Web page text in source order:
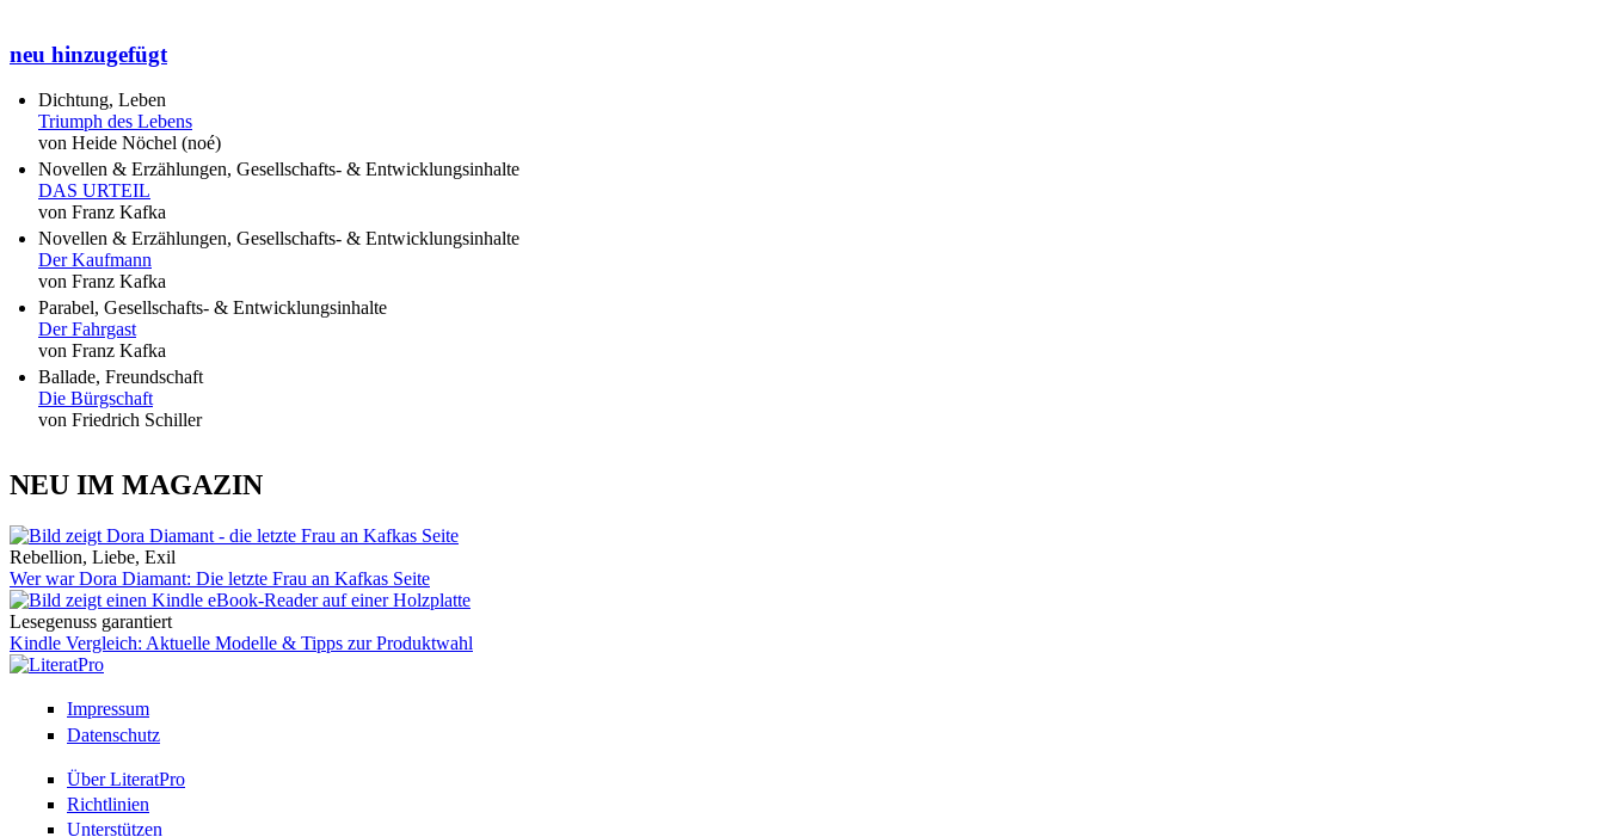
neu hinzugefügt
Dichtung, Leben
Triumph des Lebens
von Heide Nöchel (noé)
Novellen & Erzählungen, Gesellschafts- & Entwicklungsinhalte
DAS URTEIL
von Franz Kafka
Novellen & Erzählungen, Gesellschafts- & Entwicklungsinhalte
Der Kaufmann
von Franz Kafka
Parabel, Gesellschafts- & Entwicklungsinhalte
Der Fahrgast
von Franz Kafka
Ballade, Freundschaft
Die Bürgschaft
von Friedrich Schiller
NEU IM MAGAZIN
Rebellion, Liebe, Exil
Wer war Dora Diamant: Die letzte Frau an Kafkas Seite
Lesegenuss garantiert
Kindle Vergleich: Aktuelle Modelle & Tipps zur Produktwahl
Impressum
Datenschutz
Über LiteratPro
Richtlinien
Unterstützen